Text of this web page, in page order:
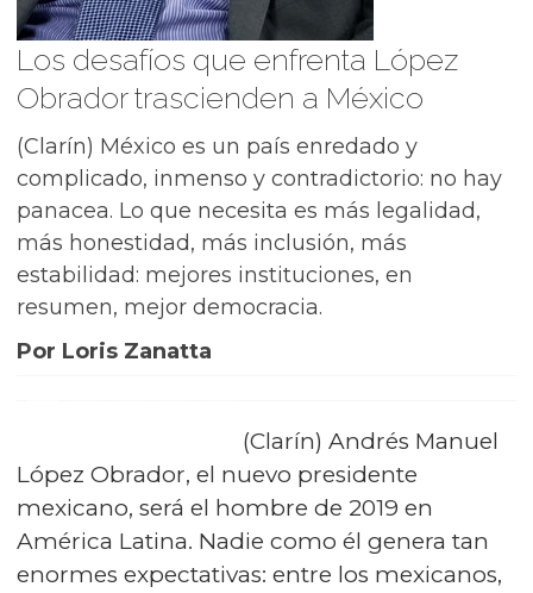
Los desafíos que enfrenta López
Obrador trascienden a México
(Clarín) México es un país enredado y
complicado, inmenso y contradictorio: no hay
panacea. Lo que necesita es más legalidad,
más honestidad, más inclusión, más
estabilidad: mejores instituciones, en
resumen, mejor democracia.
Por Loris Zanatta
(Clarín) Andrés Manuel
López Obrador, el nuevo presidente
mexicano, será el hombre de 2019 en
América Latina. Nadie como él genera tan
enormes expectativas: entre los mexicanos,